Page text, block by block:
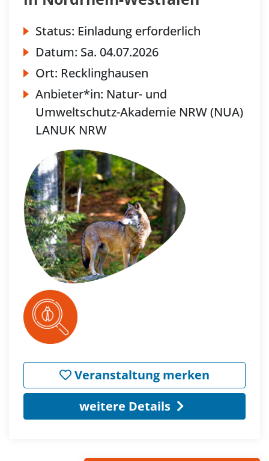
Status: Einladung erforderlich
Datum: Sa. 04.07.2026
Ort: Recklinghausen
Anbieter*in: Natur- und
Umweltschutz-Akademie NRW (NUA)
LANUK NRW
Veranstaltung merken
weitere Details